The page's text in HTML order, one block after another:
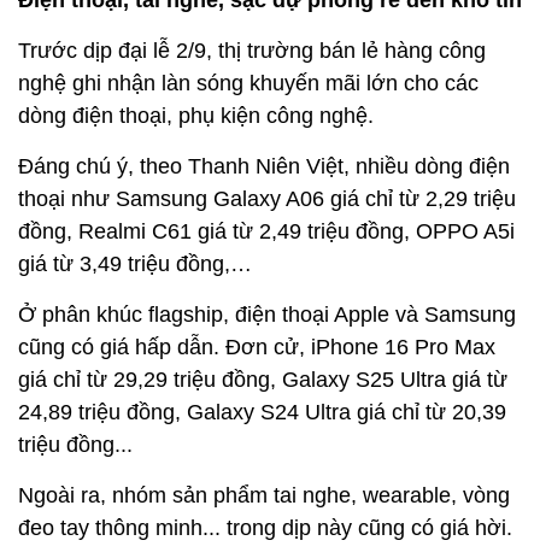
Trước dịp đại lễ 2/9, thị trường bán lẻ hàng công
nghệ ghi nhận làn sóng khuyến mãi lớn cho các
dòng điện thoại, phụ kiện công nghệ.
Đáng chú ý, theo Thanh Niên Việt, nhiều dòng điện
thoại như Samsung Galaxy A06 giá chỉ từ 2,29 triệu
đồng, Realmi C61 giá từ 2,49 triệu đồng, OPPO A5i
giá từ 3,49 triệu đồng,…
Ở phân khúc flagship, điện thoại Apple và Samsung
cũng có giá hấp dẫn. Đơn cử, iPhone 16 Pro Max
giá chỉ từ 29,29 triệu đồng, Galaxy S25 Ultra giá từ
24,89 triệu đồng, Galaxy S24 Ultra giá chỉ từ 20,39
triệu đồng...
Ngoài ra, nhóm sản phẩm tai nghe, wearable, vòng
đeo tay thông minh... trong dịp này cũng có giá hời.